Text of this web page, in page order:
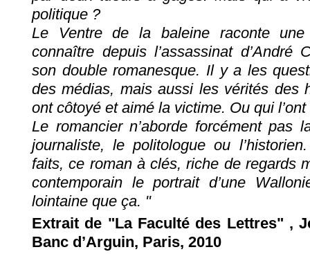
politique ?
Le Ventre de la baleine raconte
connaître depuis l’assassinat d’André
son double romanesque. Il y a les
des médias, mais aussi les vérités des
ont côtoyé et aimé la victime. Ou qui
Le romancier n’aborde forcément pas
journaliste, le politologue ou
faits, ce roman à clés, riche de regards
contemporain le portrait d’une
lointaine que ça. "
Extrait de "La Faculté des Lettres" ,
Banc d’Arguin, Paris, 2010